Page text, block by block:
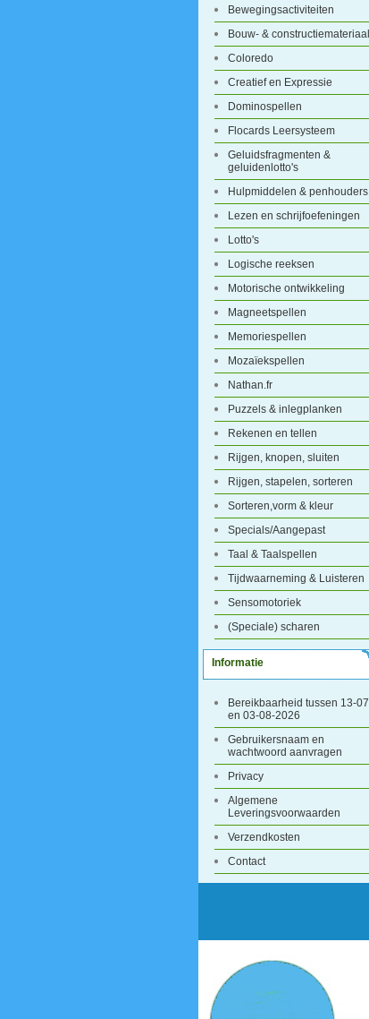
Bewegingsactiviteiten
Bouw- & constructiemateriaal
Coloredo
Creatief en Expressie
Dominospellen
Flocards Leersysteem
Geluidsfragmenten &
geluidenlotto's
Hulpmiddelen & penhouders
Lezen en schrijfoefeningen
Lotto's
Logische reeksen
Motorische ontwikkeling
Magneetspellen
Memoriespellen
Mozaïekspellen
Nathan.fr
Puzzels & inlegplanken
Rekenen en tellen
Rijgen, knopen, sluiten
Rijgen, stapelen, sorteren
Sorteren,vorm & kleur
Specials/Aangepast
Taal & Taalspellen
Tijdwaarneming & Luisteren
Sensomotoriek
(Speciale) scharen
Informatie
Bereikbaarheid tussen 13-07
en 03-08-2026
Gebruikersnaam en
wachtwoord aanvragen
Privacy
Algemene
Leveringsvoorwaarden
Verzendkosten
Contact